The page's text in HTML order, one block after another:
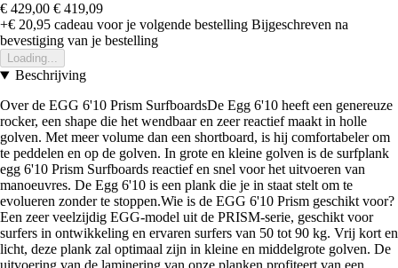
€ 429,00 € 419,09
+€ 20,95 cadeau voor je volgende bestelling Bijgeschreven na
bevestiging van je bestelling
Loading...
Beschrijving
Over de EGG 6'10 Prism SurfboardsDe Egg 6'10 heeft een genereuze
rocker, een shape die het wendbaar en zeer reactief maakt in holle
golven. Met meer volume dan een shortboard, is hij comfortabeler om
te peddelen en op de golven. In grote en kleine golven is de surfplank
egg 6'10 Prism Surfboards reactief en snel voor het uitvoeren van
manoeuvres. De Egg 6'10 is een plank die je in staat stelt om te
evolueren zonder te stoppen.Wie is de EGG 6'10 Prism geschikt voor?
Een zeer veelzijdig EGG-model uit de PRISM-serie, geschikt voor
surfers in ontwikkeling en ervaren surfers van 50 tot 90 kg. Vrij kort en
licht, deze plank zal optimaal zijn in kleine en middelgrote golven. De